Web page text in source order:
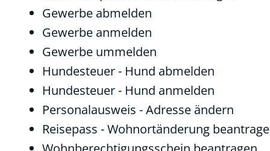
Gewerbe abmelden
Gewerbe anmelden
Gewerbe ummelden
Hundesteuer - Hund abmelden
Hundesteuer - Hund anmelden
Personalausweis - Adresse ändern
Reisepass - Wohnortänderung